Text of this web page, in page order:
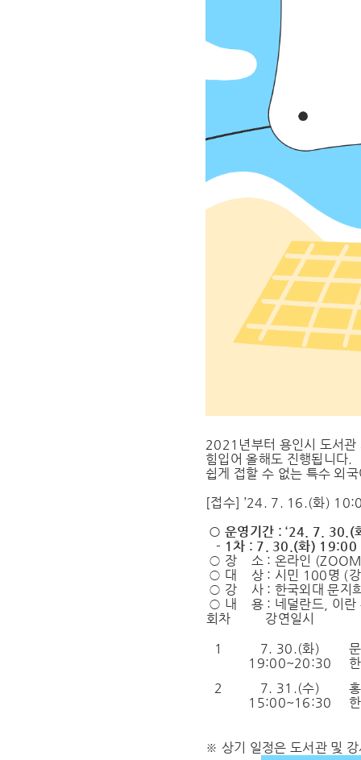
2021년부터 용인시 도서
힘입어 올해도 진행됩니다.
쉽게 접할 수 없는 특수 외
[접수] ’24. 7. 16.(화)
○ 운영기간 : ‘24. 7.
- 1차 : 7. 30.(화)
○ 장 소 : 온라인 (ZOOM
○ 대 상 : 시민 100명 (강
○ 강 사 : 한국외대 문지
○ 내 용 : 네덜란드, 이란
회차
강연일시
1
7. 30.(화)
19:00~20:30
2
7. 31.(수)
15:00~16:30
※ 상기 일정은 도서관 및